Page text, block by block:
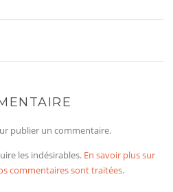
publier un commentaire.
les indésirables. En savoir plus sur
commentaires sont traitées.